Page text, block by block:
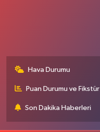
Hava Durumu
Puan Durumu ve Fikstür
Son Dakika Haberleri